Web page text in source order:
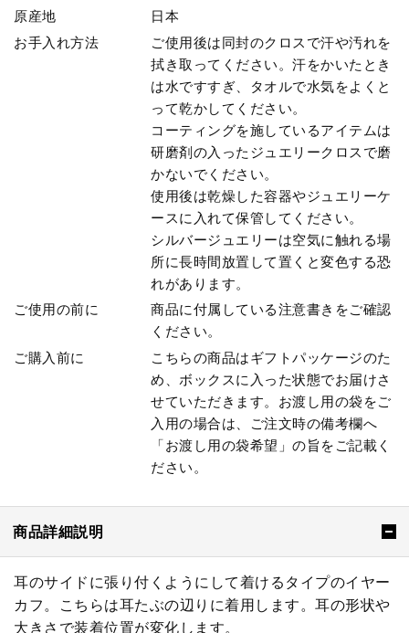
原産地
日本
お手入れ方法
ご使用後は同封のクロスで汗や汚れを
拭き取ってください。汗をかいたとき
は水ですすぎ、タオルで水気をよくと
って乾かしてください。
コーティングを施しているアイテムは
研磨剤の入ったジュエリークロスで磨
かないでください。
使用後は乾燥した容器やジュエリーケ
ースに入れて保管してください。
シルバージュエリーは空気に触れる場
所に長時間放置して置くと変色する恐
れがあります。
ご使用の前に
商品に付属している注意書きをご確認
ください。
ご購入前に
こちらの商品はギフトパッケージのた
め、ボックスに入った状態でお届けさ
せていただきます。お渡し用の袋をご
入用の場合は、ご注文時の備考欄へ
「お渡し用の袋希望」の旨をご記載く
ださい。
商品詳細説明
耳のサイドに張り付くようにして着けるタイプのイヤー
カフ。こちらは耳たぶの辺りに着用します。耳の形状や
大きさで装着位置が変化します。